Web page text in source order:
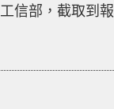
工信部，截取到報
x 1,440，搭載
Sony 首次用上